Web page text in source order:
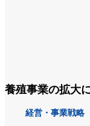
養殖事業の拡大
経営・事業戦略